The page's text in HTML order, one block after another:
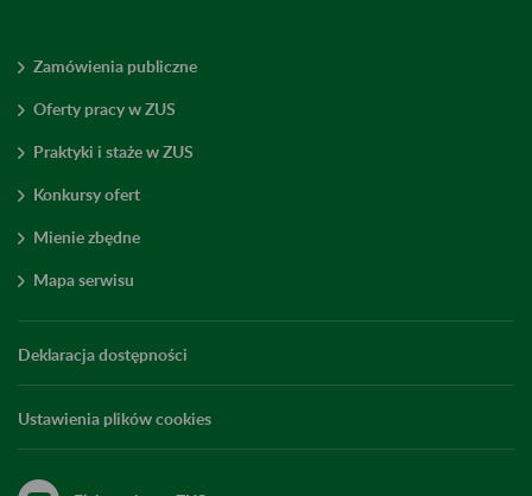
Zamówienia publiczne
Oferty pracy w ZUS
Praktyki i staże w ZUS
Konkursy ofert
Mienie zbędne
Mapa serwisu
Deklaracja dostępności
Ustawienia plików cookies